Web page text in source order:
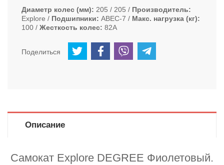
Диаметр колес (мм) 205 / 205
Производитель
Explore
Подшипники ABEC-7
Макс. нагрузка (кг)
100
Жесткость колес 82А
Поделиться
Описание
Самокат Explore DEGREE Фиолетовый.